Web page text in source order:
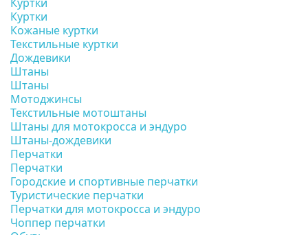
Куртки
Кожаные куртки
Текстильные куртки
Дождевики
Штаны
Штаны
Мотоджинсы
Текстильные мотоштаны
Штаны для мотокросса и эндуро
Штаны-дождевики
Перчатки
Перчатки
Городские и спортивные перчатки
Туристические перчатки
Перчатки для мотокросса и эндуро
Чоппер перчатки